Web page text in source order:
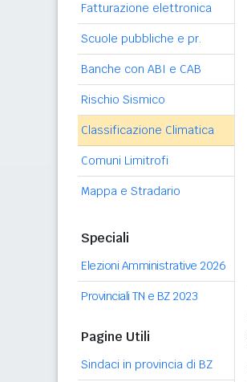
Fatturazione elettronica
Scuole pubbliche e pr.
Banche con ABI e CAB
Rischio Sismico
Classificazione Climatica
Comuni Limitrofi
Mappa e Stradario
Speciali
Elezioni Amministrative 2026
Provinciali TN e BZ 2023
Pagine Utili
Sindaci in provincia di BZ